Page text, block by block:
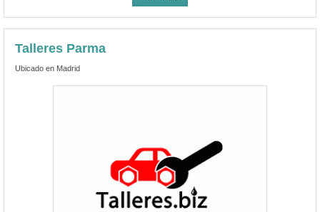
Talleres Parma
Ubicado en Madrid